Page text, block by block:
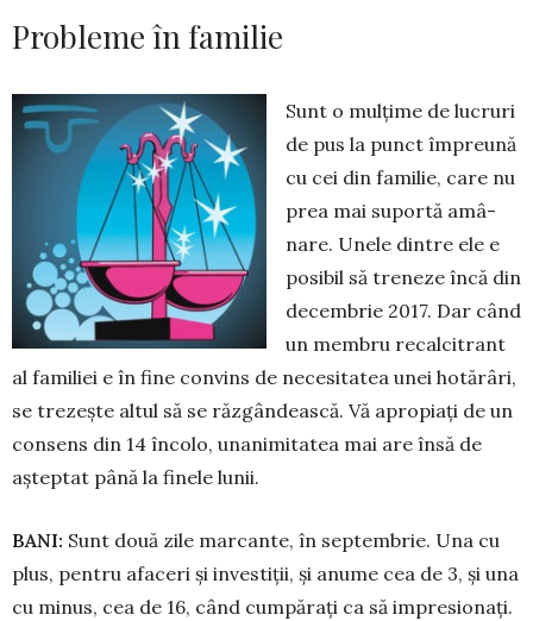
Probleme în familie
Sunt o mulțime de lucruri
de pus la punct împreună
cu cei din familie, care nu
prea mai suportă amâ­
nare. Unele dintre ele e
posibil să treneze încă din
decembrie 2017. Dar când
un membru recalcitrant
al familiei e în fine convins de necesitatea unei hotărâri,
se trezește altul să se răzgândească. Vă apropiați de un
consens din 14 încolo, unanimitatea mai are însă de
așteptat până la finele lunii.
BANI: Sunt două zile marcante, în septembrie. Una cu
plus, pentru afaceri și investiții, și anume cea de 3, și una
cu minus, cea de 16, când cumpărați ca să impresionați.